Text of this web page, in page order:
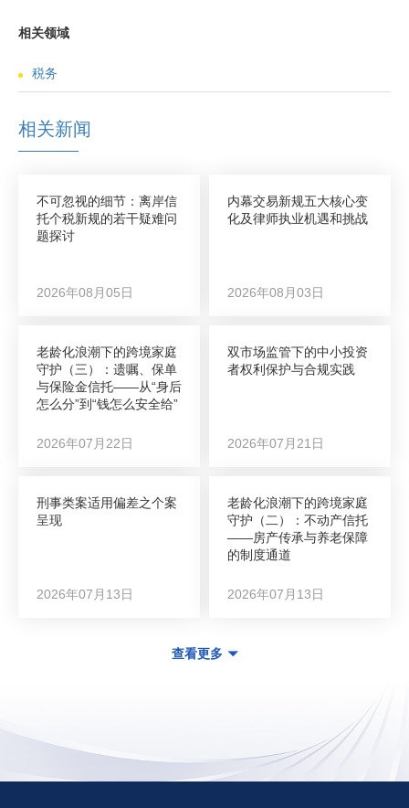
相关领域
税务
相关新闻
不可忽视的细节：离岸信
托个税新规的若干疑难问
题探讨
2026年08月05日
内幕交易新规五大核心变
化及律师执业机遇和挑战
2026年08月03日
老龄化浪潮下的跨境家庭
守护（三）：遗嘱、保单
与保险金信托——从“身后
怎么分”到“钱怎么安全给”
2026年07月22日
双市场监管下的中小投资
者权利保护与合规实践
2026年07月21日
刑事类案适用偏差之个案
呈现
2026年07月13日
老龄化浪潮下的跨境家庭
守护（二）：不动产信托
——房产传承与养老保障
的制度通道
2026年07月13日
查看更多